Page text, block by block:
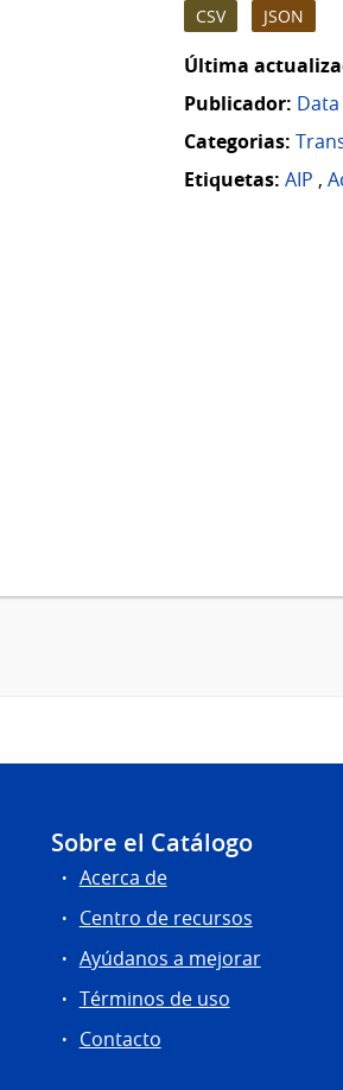
CSV JSON
Última
Publicador:
Categorias:
Etiquetas: AIP ,
Sobre el Catálogo
Acerca de
Centro de recursos
Ayúdanos a mejorar
Términos de uso
Contacto